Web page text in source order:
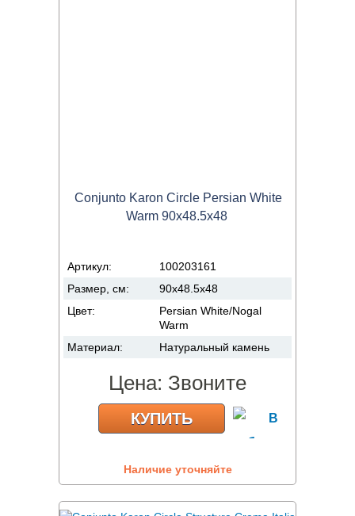
Conjunto Karon Circle Persian White
Warm 90x48.5x48
Артикул:
100203161
Размер, см:
90x48.5x48
Цвет:
Persian White/Nogal
Warm
Материал:
Натуральный камень
Цена: Звоните
КУПИТЬ
Наличие уточняйте